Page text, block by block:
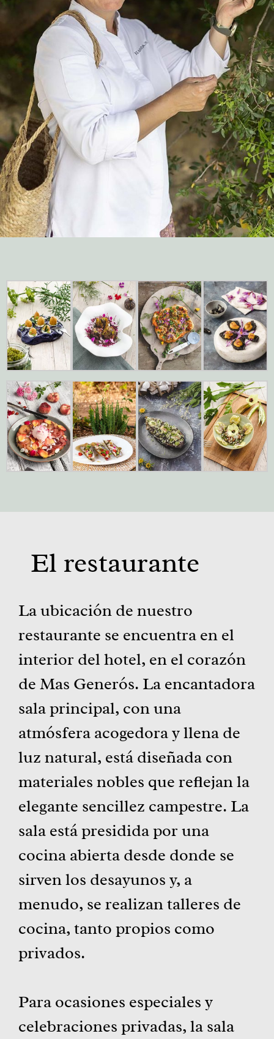
El restaurante
La ubicación de nuestro
restaurante se encuentra en el
interior del hotel, en el corazón
de Mas Generós. La encantadora
sala principal, con una
atmósfera acogedora y llena de
luz natural, está diseñada con
materiales nobles que reflejan la
elegante sencillez campestre. La
sala está presidida por una
cocina abierta desde donde se
sirven los desayunos y, a
menudo, se realizan talleres de
cocina, tanto propios como
privados.
Para ocasiones especiales y
celebraciones privadas, la sala